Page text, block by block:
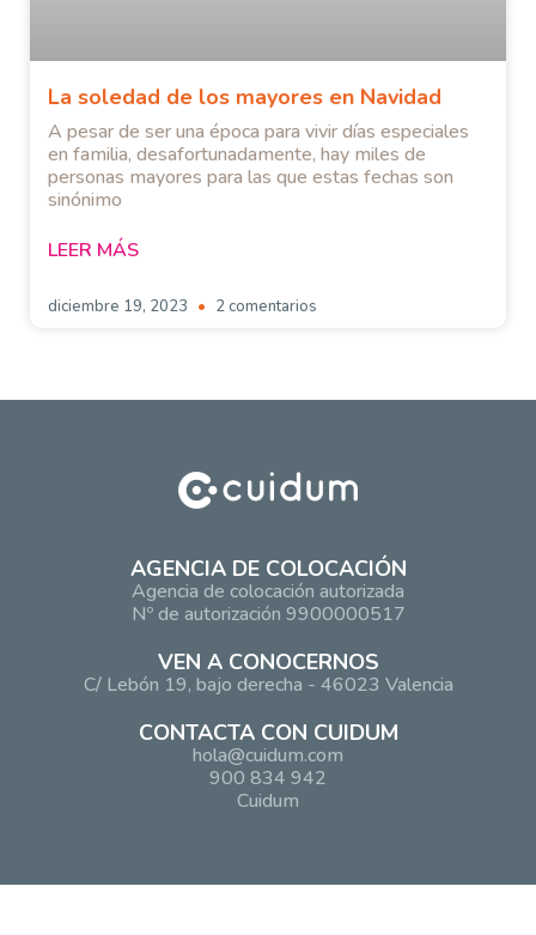
La soledad de los mayores en Navidad
A pesar de ser una época para vivir días especiales
en familia, desafortunadamente, hay miles de
personas mayores para las que estas fechas son
sinónimo
LEER MÁS
diciembre 19, 2023 2 comentarios
AGENCIA DE COLOCACIÓN
Agencia de colocación autorizada
Nº de autorización 9900000517
VEN A CONOCERNOS
C/ Lebón 19, bajo derecha - 46023 Valencia
CONTACTA CON CUIDUM
hola@cuidum.com
900 834 942
Cuidum